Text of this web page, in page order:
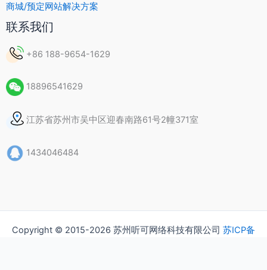
商城/预定网站解决方案
联系我们
+86 188-9654-1629
18896541629
江苏省苏州市吴中区迎春南路61号2幢371室
1434046484
Copyright © 2015-2026 苏州听可网络科技有限公司 苏ICP备